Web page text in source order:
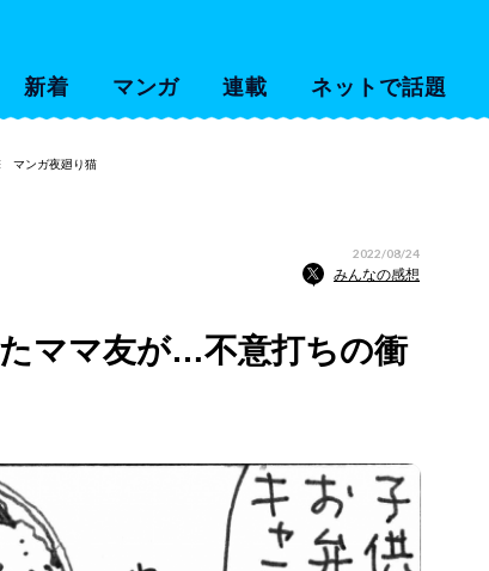
新着 マンガ 連載 ネットで話題
マンガ夜廻り猫
2022/08/24
みんなの感想
ママ友が…不意打ちの衝